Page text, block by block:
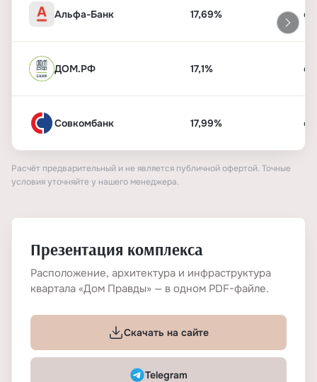
Альфа-Банк 17,69%
ДОМ.РФ 17,1%
Совкомбанк 17,99%
Расчёт предварительный и не является публичной офертой. Точные
условия уточняйте у нашего менеджера.
Презентация комплекса
Расположение, архитектура и инфраструктура
квартала «Дом Правды» — в одном PDF-файле.
Скачать на сайте
Telegram